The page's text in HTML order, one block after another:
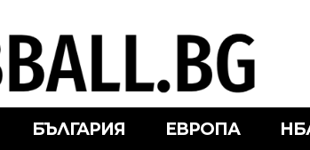
БЪЛГАРИЯ ЕВРОПА